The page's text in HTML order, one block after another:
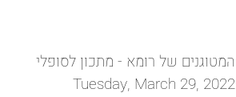
המטוגנים של רומא - מתכון לסופלי
Tuesday, March 29, 2022